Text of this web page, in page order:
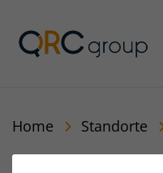
Home Standorte